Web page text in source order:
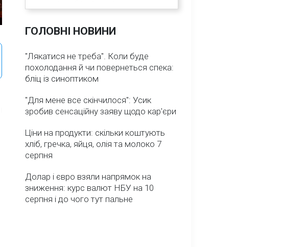
ГОЛОВНІ НОВИНИ
"Лякатися не треба". Коли буде
похолодання й чи повернеться спека:
бліц із синоптиком
"Для мене все скінчилося": Усик
зробив сенсаційну заяву щодо кар'єри
Ціни на продукти: скільки коштують
хліб, гречка, яйця, олія та молоко 7
серпня
Долар і євро взяли напрямок на
зниження: курс валют НБУ на 10
серпня і до чого тут пальне